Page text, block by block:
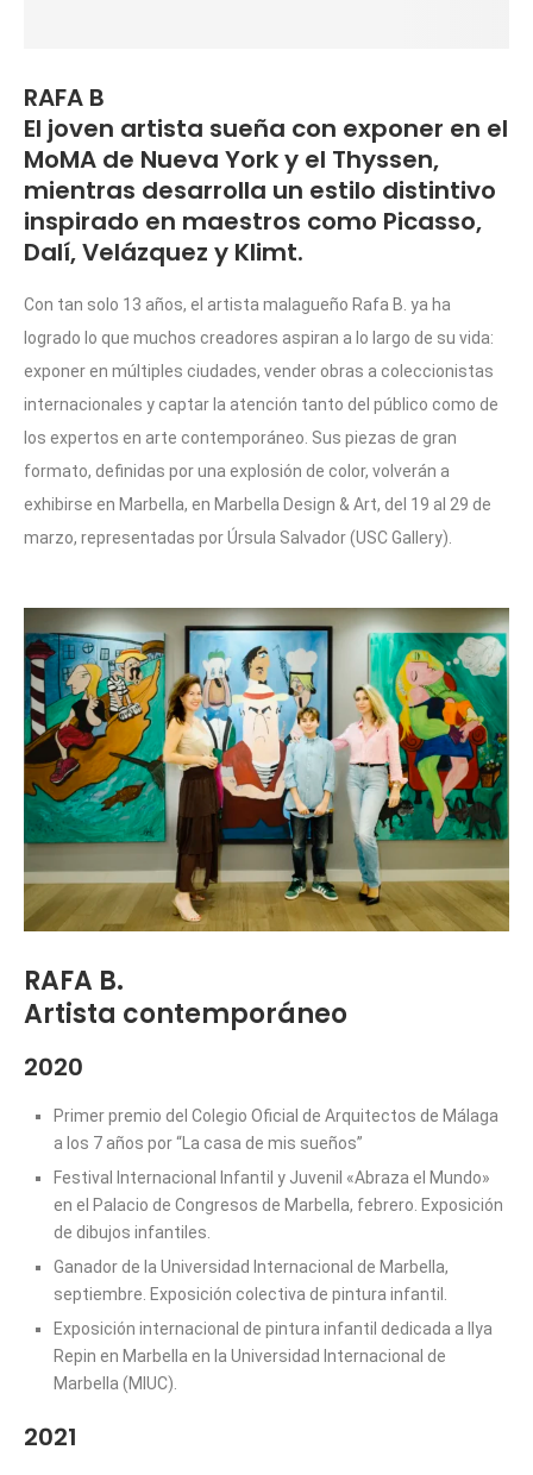
RAFA B
El joven artista sueña con exponer en el
MoMA de Nueva York y el Thyssen,
mientras desarrolla un estilo distintivo
inspirado en maestros como Picasso,
Dalí, Velázquez y Klimt.
Con tan solo 13 años, el artista malagueño Rafa B. ya ha
logrado lo que muchos creadores aspiran a lo largo de su vida:
exponer en múltiples ciudades, vender obras a coleccionistas
internacionales y captar la atención tanto del público como de
los expertos en arte contemporáneo. Sus piezas de gran
formato, definidas por una explosión de color, volverán a
exhibirse en Marbella, en Marbella Design & Art, del 19 al 29 de
marzo, representadas por Úrsula Salvador (USC Gallery).
RAFA B.
Artista contemporáneo
2020
Primer premio del Colegio Oficial de Arquitectos de Málaga
a los 7 años por “La casa de mis sueños”
Festival Internacional Infantil y Juvenil «Abraza el Mundo»
en el Palacio de Congresos de Marbella, febrero. Exposición
de dibujos infantiles.
Ganador de la Universidad Internacional de Marbella,
septiembre. Exposición colectiva de pintura infantil.
Exposición internacional de pintura infantil dedicada a Ilya
Repin en Marbella en la Universidad Internacional de
Marbella (MIUC).
2021